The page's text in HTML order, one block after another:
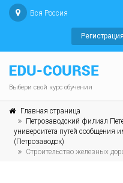
Вся Россия
Регистрация
Выбери свой курс обучения
Главная страница
Петрозаводский филиал
университета путей сообщения
(Петрозаводск)
Строительство железных